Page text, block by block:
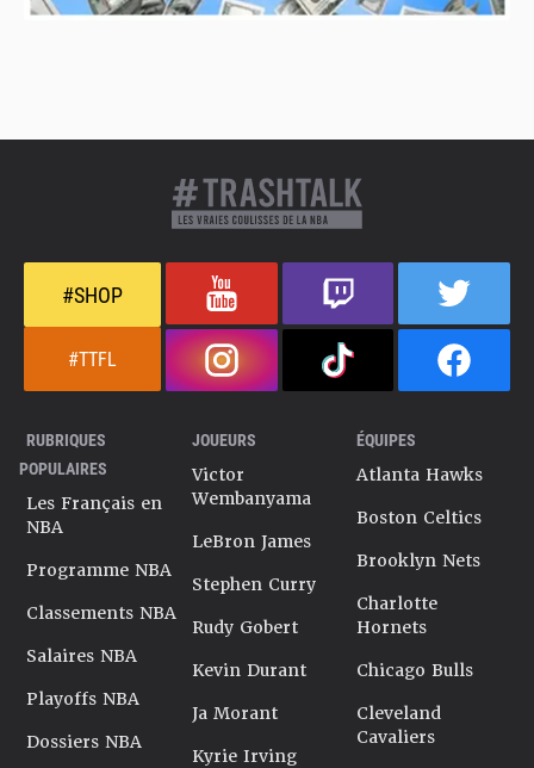
#SHOP
#TTFL
RUBRIQUES
POPULAIRES
Les Français en
NBA
Programme NBA
Classements NBA
Salaires NBA
Playoffs NBA
Dossiers NBA
JOUEURS
Victor
Wembanyama
LeBron James
Stephen Curry
Rudy Gobert
Kevin Durant
Ja Morant
Kyrie Irving
ÉQUIPES
Atlanta Hawks
Boston Celtics
Brooklyn Nets
Charlotte
Hornets
Chicago Bulls
Cleveland
Cavaliers